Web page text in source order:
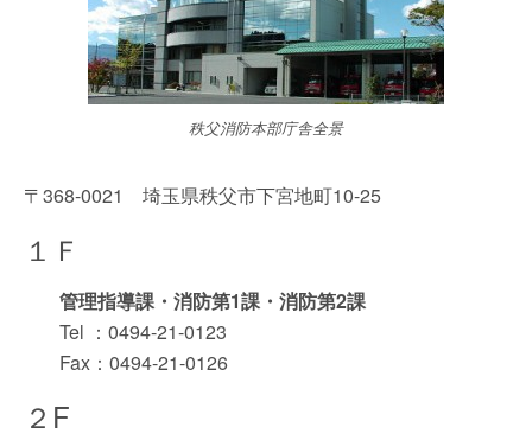
秩父消防本部庁舎全景
〒368-0021 埼玉県秩父市下宮地町10-25
１Ｆ
管理指導課・消防第1課・消防第2課
Tel ：0494-21-0123
Fax：0494-21-0126
２F